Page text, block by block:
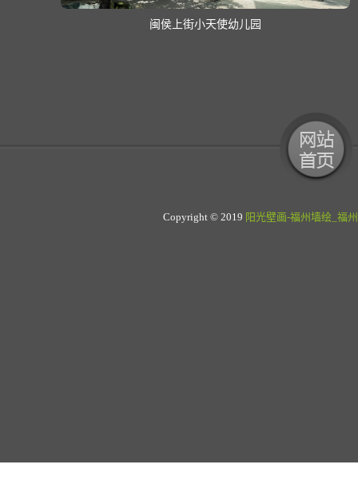
莆田平海中心园教学楼壁画
Copyright © 2019 阳光壁画-福州墙绘_福